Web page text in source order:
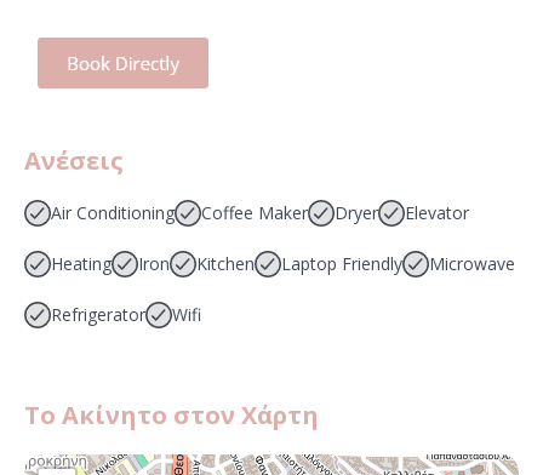
Ανέσεις
Air Conditioning Coffee Maker Dryer Elevator
Heating Iron Kitchen Laptop Friendly Microwave
Refrigerator Wifi
Το Ακίνητο στον Χάρτη